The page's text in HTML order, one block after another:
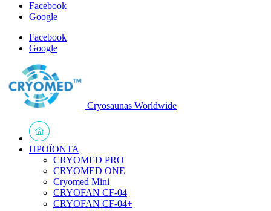
Facebook
Google
Facebook
Google
Cryosaunas Worldwide
ΠΡΟΪΟΝΤΑ
CRYOMED PRO
CRYOMED ONE
Cryomed Mini
CRYOFAN CF-04
CRYOFAN CF-04+